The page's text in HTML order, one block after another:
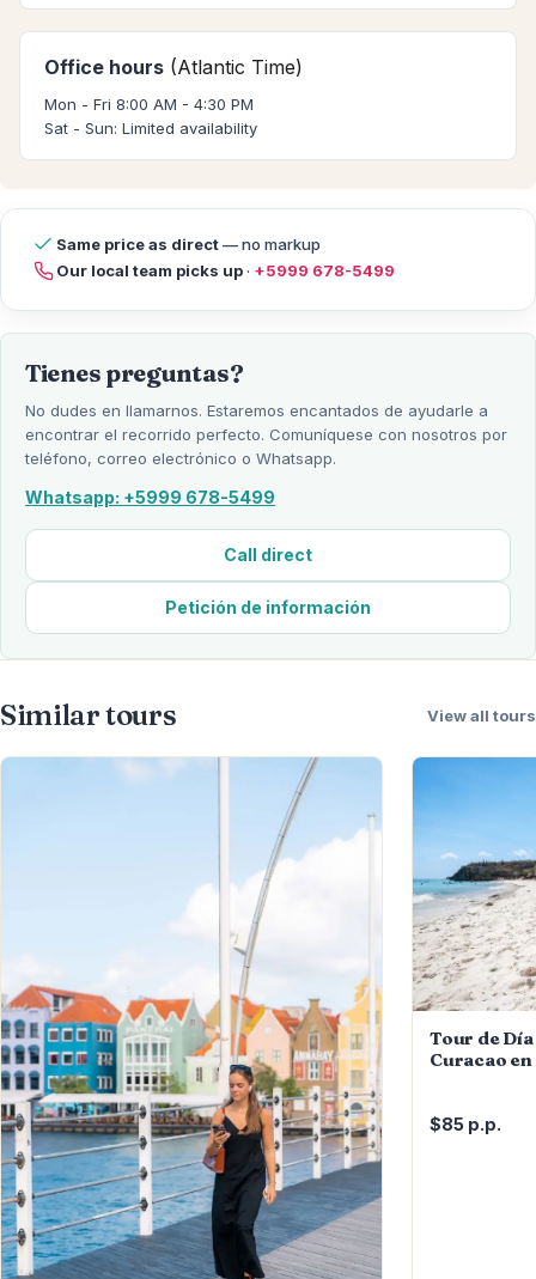
Office hours (Atlantic Time)
Mon - Fri 8:00 AM - 4:30 PM
Sat - Sun: Limited availability
Same price as direct— no markup
Our local team picks up· +5999 678-5499
Tienes preguntas?
No dudes en llamarnos. Estaremos encantados de ayudarle a
encontrar el recorrido perfecto. Comuníquese con nosotros por
teléfono, correo electrónico o Whatsapp.
Whatsapp: +5999 678-5499
Call direct
Petición de información
Similar tours View all tours
Tour de
Curacao
$85 p.p.